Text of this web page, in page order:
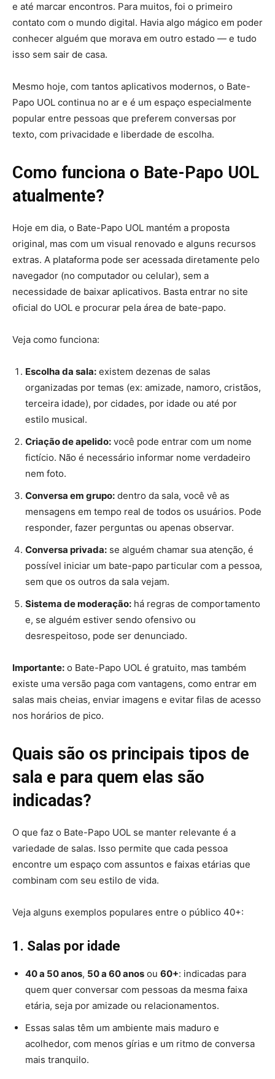
e até marcar encontros. Para muitos, foi o primeiro
contato com o mundo digital. Havia algo mágico em poder
conhecer alguém que morava em outro estado — e tudo
isso sem sair de casa.
Mesmo hoje, com tantos aplicativos modernos, o Bate-
Papo UOL continua no ar e é um espaço especialmente
popular entre pessoas que preferem conversas por
texto, com privacidade e liberdade de escolha.
Como funciona o Bate-Papo UOL
atualmente?
Hoje em dia, o Bate-Papo UOL mantém a proposta
original, mas com um visual renovado e alguns recursos
extras. A plataforma pode ser acessada diretamente pelo
navegador (no computador ou celular), sem a
necessidade de baixar aplicativos. Basta entrar no site
oficial do UOL e procurar pela área de bate-papo.
Veja como funciona:
Escolha da sala: existem dezenas de salas
organizadas por temas (ex: amizade, namoro, cristãos,
terceira idade), por cidades, por idade ou até por
estilo musical.
Criação de apelido: você pode entrar com um nome
fictício. Não é necessário informar nome verdadeiro
nem foto.
Conversa em grupo: dentro da sala, você vê as
mensagens em tempo real de todos os usuários. Pode
responder, fazer perguntas ou apenas observar.
Conversa privada: se alguém chamar sua atenção, é
possível iniciar um bate-papo particular com a pessoa,
sem que os outros da sala vejam.
Sistema de moderação: há regras de comportamento
e, se alguém estiver sendo ofensivo ou
desrespeitoso, pode ser denunciado.
Importante: o Bate-Papo UOL é gratuito, mas também
existe uma versão paga com vantagens, como entrar em
salas mais cheias, enviar imagens e evitar filas de acesso
nos horários de pico.
Quais são os principais tipos de
sala e para quem elas são
indicadas?
O que faz o Bate-Papo UOL se manter relevante é a
variedade de salas. Isso permite que cada pessoa
encontre um espaço com assuntos e faixas etárias que
combinam com seu estilo de vida.
Veja alguns exemplos populares entre o público 40+:
1. Salas por idade
40 a 50 anos, 50 a 60 anos ou 60+: indicadas para
quem quer conversar com pessoas da mesma faixa
etária, seja por amizade ou relacionamentos.
Essas salas têm um ambiente mais maduro e
acolhedor, com menos gírias e um ritmo de conversa
mais tranquilo.